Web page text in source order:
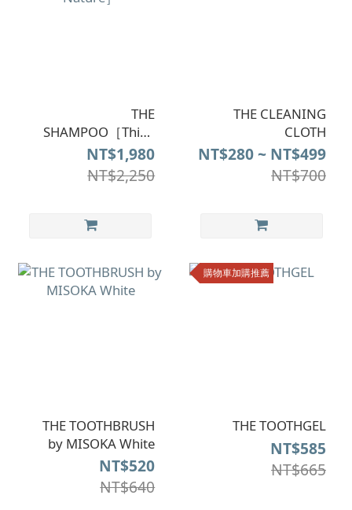
THE
SHAMPOO［Think
Nature］
NT$1,980
NT$2,250
THE CLEANING
CLOTH
NT$280 ~ NT$499
NT$700
THE TOOTHBRUSH
by MISOKA White
NT$520
NT$640
購物車加購推薦
THE TOOTHGEL
NT$585
NT$665